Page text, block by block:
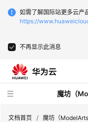
如需了解国际站更多云产
https://
不再显示此消息
魔坊（
文档首页 / 魔坊（